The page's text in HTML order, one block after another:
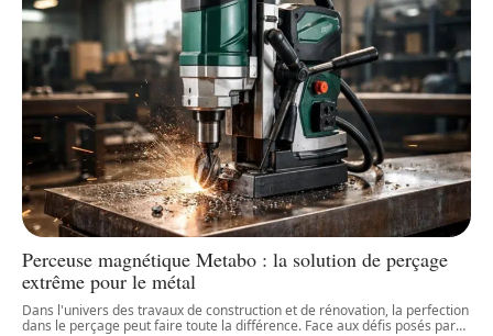
Perceuse magnétique Metabo : la solution de perçage
extrême pour le métal
Dans l'univers des travaux de construction et de rénovation, la perfection
dans le perçage peut faire toute la différence. Face aux défis posés par…